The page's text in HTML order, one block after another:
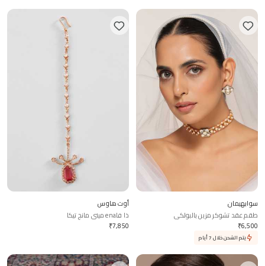
سوابهيمان
طقم عقد تشوكر مزين بالبولكي
₹6,500
يتم الشحن خلال 7 أيام
أوت هاوس
ذا فاena ميني مانج تيكا
₹7,850